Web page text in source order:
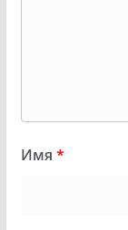
Имя *